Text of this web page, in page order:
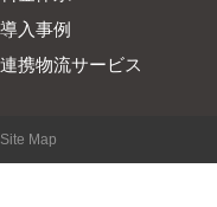
導入事例
連携物流サービス
Site Map